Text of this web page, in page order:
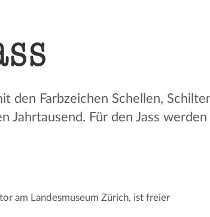
den Farbzeichen Schellen,
Jahrtausend. Für den Jass
am Landesmuseum Zürich, ist freier